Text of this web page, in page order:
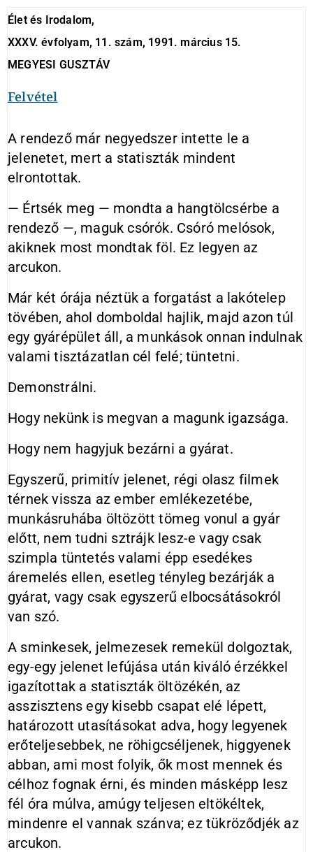
Élet és Irodalom,
XXXV. évfolyam, 11. szám, 1991. március 15.
MEGYESI GUSZTÁV
Felvétel
A rendező már negyedszer intette le a
jelenetet, mert a statiszták mindent
elrontottak.
— Értsék meg — mondta a hangtölcsérbe a
rendező —, maguk csórók. Csóró melósok,
akiknek most mondtak föl. Ez legyen az
arcukon.
Már két órája néztük a forgatást a lakótelep
tövében, ahol domboldal hajlik, majd azon túl
egy gyárépület áll, a munkások onnan indulnak
valami tisztázatlan cél felé; tüntetni.
Demonstrálni.
Hogy nekünk is megvan a magunk igazsága.
Hogy nem hagyjuk bezárni a gyárat.
Egyszerű, primitív jelenet, régi olasz filmek
térnek vissza az ember emlékezetébe,
munkásruhába öltözött tömeg vonul a gyár
előtt, nem tudni sztrájk lesz-e vagy csak
szimpla tüntetés valami épp esedékes
áremelés ellen, esetleg tényleg bezárják a
gyárat, vagy csak egyszerű elbocsátásokról
van szó.
A sminkesek, jelmezesek remekül dolgoztak,
egy-egy jelenet lefújása után kiváló érzékkel
igazítottak a statiszták öltözékén, az
asszisztens egy kisebb csapat elé lépett,
határozott utasításokat adva, hogy legyenek
erőteljesebbek, ne röhigcséljenek, higgyenek
abban, ami most folyik, ők most mennek és
célhoz fognak érni, és minden másképp lesz
fél óra múlva, amúgy teljesen eltökéltek,
mindenre el vannak szánva; ez tükröződjék az
arcukon.